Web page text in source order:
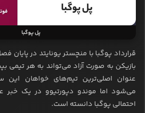
پل پوگبا
قرارداد پوگبا با منچستر یونایتد در پایان
بازیکن به صورت آزاد می‌تواند به هر تیمی
عنوان اصلی‌ترین تیم‌های خواهان این
می‌شود اما موندو دپورتیوو در یک خبر
احتمالی پوگبا دانسته است.